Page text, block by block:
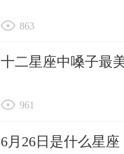
863
十二星座中嗓子最
961
6月26日是什么星座